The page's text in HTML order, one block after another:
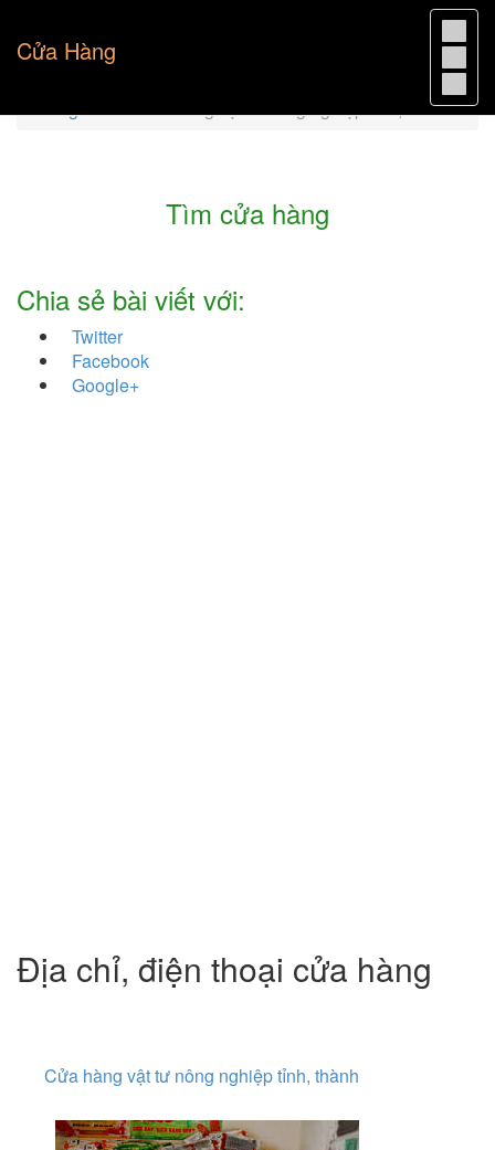
Cửa Hàng
Trang chủ Cửa hàng vật tư nông nghiệp tỉnh, thành
Tìm cửa hàng
Chia sẻ bài viết với:
Twitter
Facebook
Google+
Địa chỉ, điện thoại cửa hàng
Cửa hàng vật tư nông nghiệp tỉnh, thành